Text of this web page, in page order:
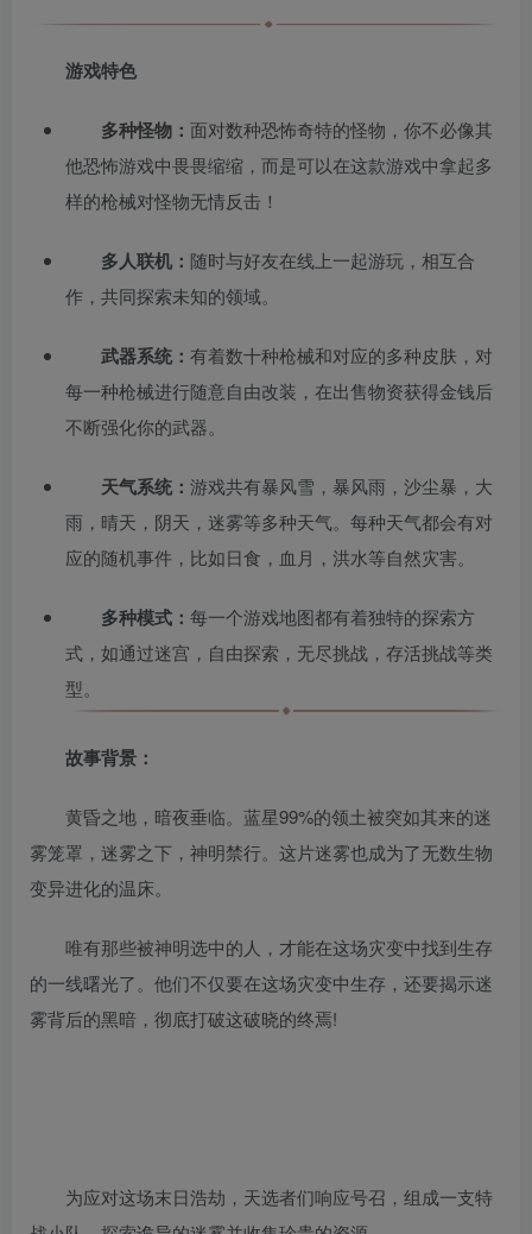
游戏特色
多种怪物： 面对数种恐怖奇特的怪物，你不必像其
他恐怖游戏中畏畏缩缩，而是可以在这款游戏中拿起多
样的枪械对怪物无情反击！
多人联机： 随时与好友在线上一起游玩，相互合
作，共同探索未知的领域。
武器系统： 有着数十种枪械和对应的多种皮肤，对
每一种枪械进行随意自由改装，在出售物资获得金钱后
不断强化你的武器。
天气系统： 游戏共有暴风雪，暴风雨，沙尘暴，大
雨，晴天，阴天，迷雾等多种天气。每种天气都会有对
应的随机事件，比如日食，血月，洪水等自然灾害。
多种模式： 每一个游戏地图都有着独特的探索方
式，如通过迷宫，自由探索，无尽挑战，存活挑战等类
型。
故事背景：
黄昏之地，暗夜垂临。蓝星99%的领土被突如其来的迷
雾笼罩，迷雾之下，神明禁行。这片迷雾也成为了无数生物
变异进化的温床。
唯有那些被神明选中的人，才能在这场灾变中找到生存
的一线曙光了。他们不仅要在这场灾变中生存，还要揭示迷
雾背后的黑暗，彻底打破这破晓的终焉!
为应对这场末日浩劫，天选者们响应号召，组成一支特